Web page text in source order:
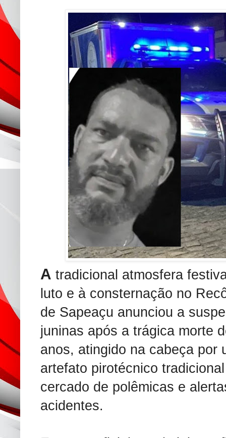
A tradicional atmosfera
luto e à consternação no
de Sapeaçu anunciou a
juninas após a trágica morte
anos, atingido na cabeça
artefato pirotécnico
cercado de polêmicas e
acidentes.